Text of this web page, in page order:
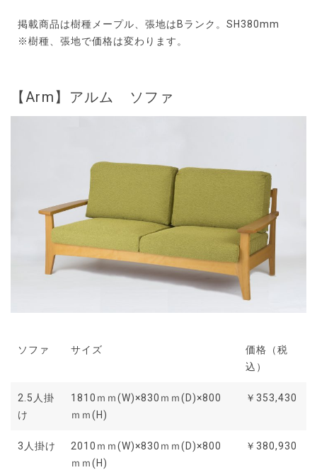
掲載商品は樹種メープル、張地はBランク。SH380mm
※樹種、張地で価格は変わります。
【Arm】アルム ソファ
ソファ サイズ
価格（税
込）
2.5人掛
け
1810ｍｍ(W)×830ｍｍ(D)×800
ｍｍ(H)
￥353,430
3人掛け
2010ｍｍ(W)×830ｍｍ(D)×800
ｍｍ(H)
￥380,930